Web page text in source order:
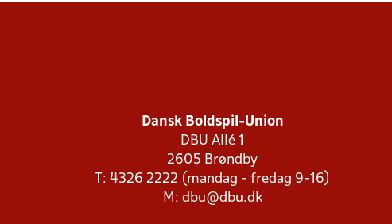
Dansk Boldspil-Union
DBU Allé 1
2605 Brøndby
T: 4326 2222 (mandag - fredag 9-16)
M: dbu@dbu.dk